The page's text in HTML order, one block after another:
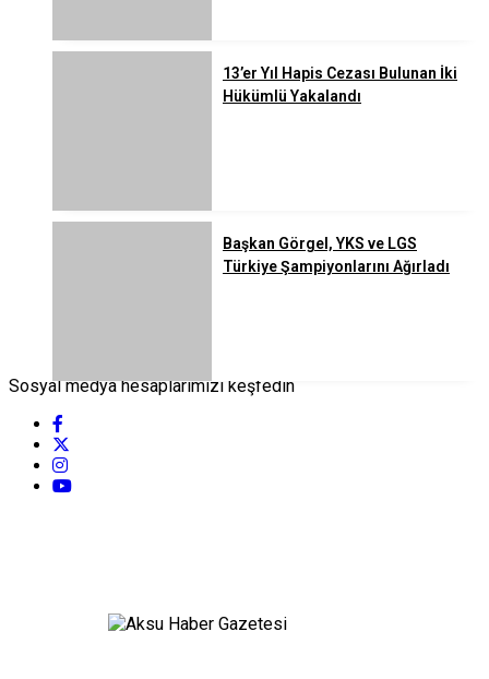
13’er Yıl Hapis Cezası Bulunan İki
Hükümlü Yakalandı
Başkan Görgel, YKS ve LGS
Türkiye Şampiyonlarını Ağırladı
Sosyal medya hesaplarımızı keşfedin